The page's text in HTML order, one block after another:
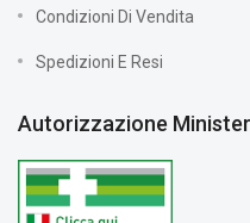
Condizioni Di Vendita
Spedizioni E Resi
Autorizzazione